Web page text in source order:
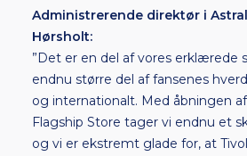
Administrerende direktør i
Hørsholt:
”Det er en del af vores erklærede
endnu større del af fansenes
og internationalt. Med åbningen
Flagship Store tager vi endnu et
og vi er ekstremt glade for, at